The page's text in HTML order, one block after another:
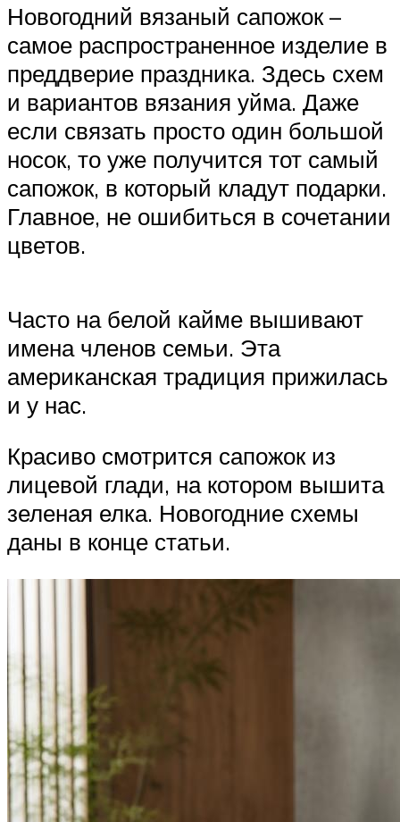
Новогодний вязаный сапожок –
самое распространенное изделие в
преддверие праздника. Здесь схем
и вариантов вязания уйма. Даже
если связать просто один большой
носок, то уже получится тот самый
сапожок, в который кладут подарки.
Главное, не ошибиться в сочетании
цветов.
Часто на белой кайме вышивают
имена членов семьи. Эта
американская традиция прижилась
и у нас.
Красиво смотрится сапожок из
лицевой глади, на котором вышита
зеленая елка. Новогодние схемы
даны в конце статьи.